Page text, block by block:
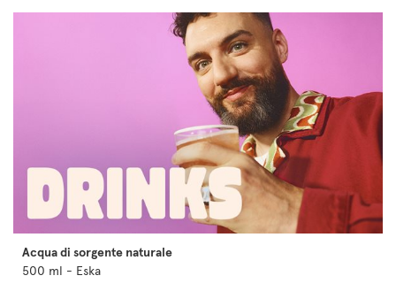
Acqua di sorgente naturale
500 ml - Eska